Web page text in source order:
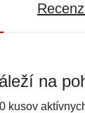
na
kusov